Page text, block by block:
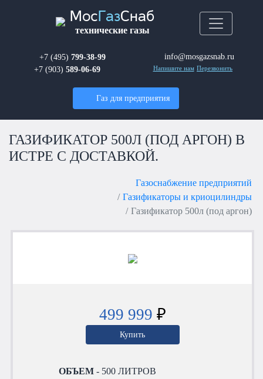
Мос ГазСнаб
технические газы
+7 (495) 799-38-99
+7 (903) 589-06-69
info@mosgazsnab.ru
Напишите нам Перезвонить
Газ для предприятия
ГАЗИФИКАТОР 500Л (ПОД АРГОН) В
ИСТРЕ С ДОСТАВКОЙ.
Газоснабжение предприятий
Газификаторы и криоцилиндры
Газификатор 500л (под аргон)
499 999 ₽
Купить
ОБЪЕМ - 500 ЛИТРОВ